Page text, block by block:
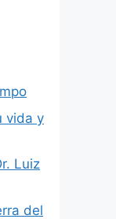
vida y
Luiz
del